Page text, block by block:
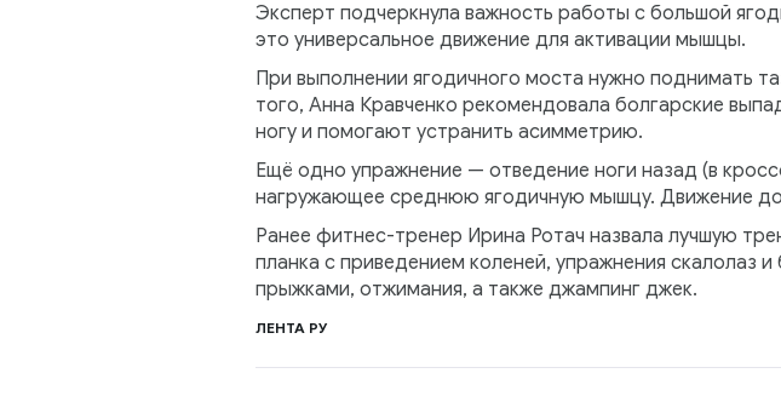
Эксперт подчеркнула важность работы с большой
это универсальное движение для активации мышцы.
При выполнении ягодичного моста нужно поднимать
того, Анна Кравченко рекомендовала болгарские
ногу и помогают устранить асимметрию.
Ещё одно упражнение — отведение ноги назад (в
нагружающее среднюю ягодичную мышцу. Движение
Ранее фитнес-тренер Ирина Ротач назвала лучшую
планка с приведением коленей, упражнения скалолаз
прыжками, отжимания, а также джампинг джек.
ЛЕНТА РУ